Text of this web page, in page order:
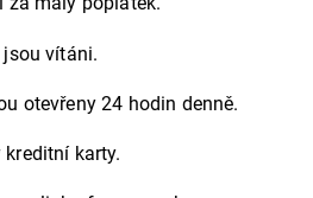
vítáni.
otevřeny 24 hodin denně.
karty.